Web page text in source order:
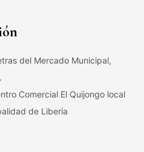
del Mercado Municipal,
Comercial El Quijongo local
de Liberia